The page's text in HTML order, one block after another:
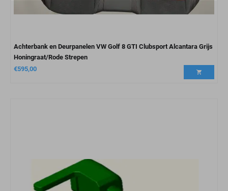
Achterbank en Deurpanelen VW Golf 8 GTI Clubsport Alcantara Grijs
Honingraat/Rode Strepen
€595,00